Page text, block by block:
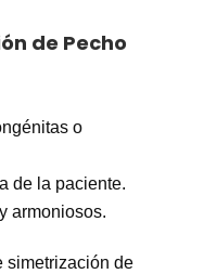
de Pecho
o
de la paciente.
armoniosos.
simetrización de